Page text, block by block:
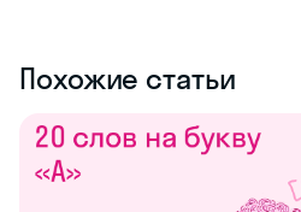
Похожие статьи